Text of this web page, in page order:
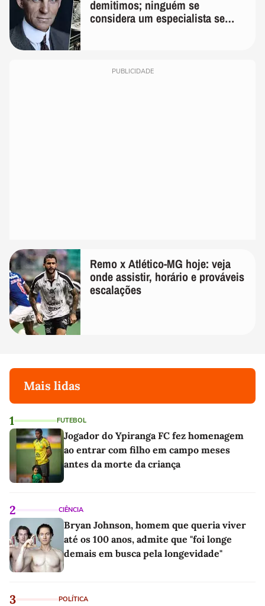
demitimos; ninguém se
considera um especialista se
PUBLICIDADE
Remo x Atlético-MG hoje: veja
onde assistir, horário e prováveis
escalações
Mais lidas
1 FUTEBOL
Jogador do Ypiranga FC fez homenagem
ao entrar com filho em campo meses
antes da morte da criança
2 CIÊNCIA
Bryan Johnson, homem que queria viver
até os 100 anos, admite que "foi longe
demais em busca pela longevidade"
3 POLÍTICA